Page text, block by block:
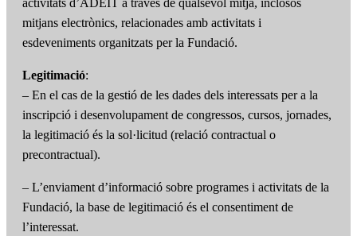
activitats d’ADEIT a través de qualsevol mitjà, inclosos
mitjans electrònics, relacionades amb activitats i
esdeveniments organitzats per la Fundació.
Legitimació:
– En el cas de la gestió de les dades dels interessats per a la
inscripció i desenvolupament de congressos, cursos, jornades,
la legitimació és la sol·licitud (relació contractual o
precontractual).
– L’enviament d’informació sobre programes i activitats de la
Fundació, la base de legitimació és el consentiment de
l’interessat.